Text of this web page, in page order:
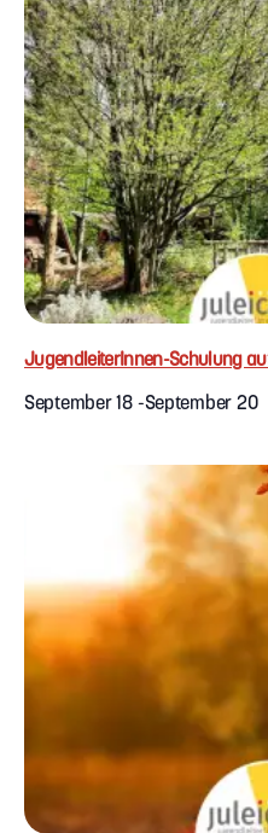
JugendleiterInnen-Schulung
September 18 -September 20